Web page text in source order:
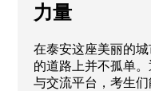
力量
在泰安这座美丽的
的道路上并不孤单。
与交流平台，考生